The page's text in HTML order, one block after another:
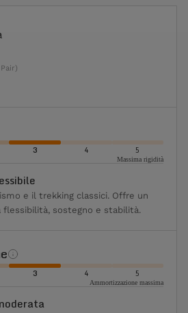
3 4 5
Massima rigidità
e il trekking classici. Offre un
sostegno e stabilità.
3 4 5
Ammortizzazione massima